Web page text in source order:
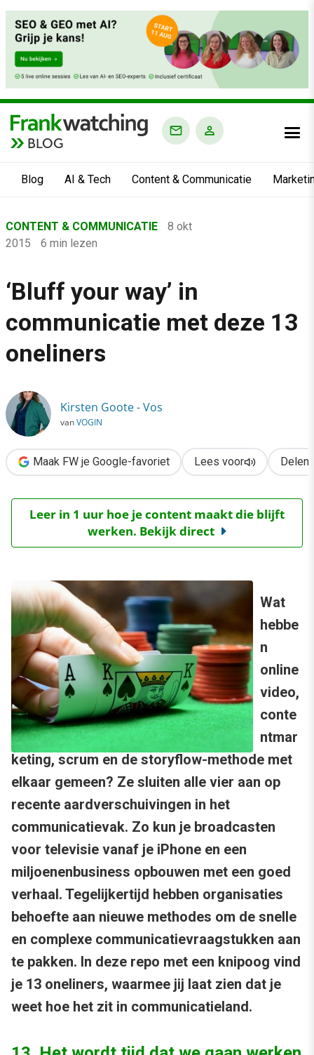
BLOG
Blog AI & Tech Content & Communicatie
›
›
Content & Communicatie
›
‘Bluff your way’ in communicatie met deze 13 oneliners
CONTENT & COMMUNICATIE
8 okt
2015
6 min lezen
‘Bluff your way’ in
communicatie met deze 13
oneliners
Kirsten Goote - Vos
vanVOGIN
Maak FW je Google-favoriet Lees voor Delen
Leer in 1 uur hoe je content maakt die blijft
werken. Bekijk direct
Wat
hebbe
n
online
video,
conte
ntmar
keting, scrum en de storyflow-methode met
elkaar gemeen? Ze sluiten alle vier aan op
recente aardverschuivingen in het
communicatievak. Zo kun je broadcasten
voor televisie vanaf je iPhone en een
miljoenenbusiness opbouwen met een goed
verhaal. Tegelijkertijd hebben organisaties
behoefte aan nieuwe methodes om de snelle
en complexe communicatievraagstukken aan
te pakken. In deze repo met een knipoog vind
je 13 oneliners, waarmee jij laat zien dat je
weet hoe het zit in communicatieland.